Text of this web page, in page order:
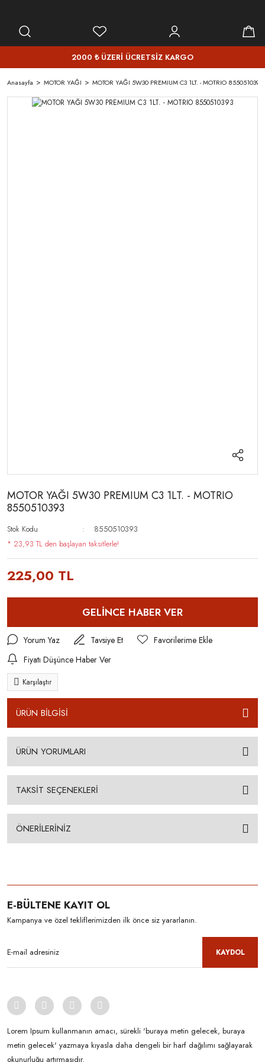
2000 ₺ ÜZERİ ÜCRETSİZ KARGO
Anasayfa MOTOR YAĞI MOTOR YAĞI 5W30 PREMIUM C3 1LT. - MOTRIO 8550510393
MOTOR YAĞI 5W30 PREMIUM C3 1LT. - MOTRIO
8550510393
Stok Kodu
8550510393
* 23,93 TL den başlayan taksitlerle!
225,00 TL
GELİNCE HABER VER
Yorum Yaz
Tavsiye Et
Fiyatı Düşünce Haber Ver
Karşılaştır
ÜRÜN BİLGİSİ
ÜRÜN YORUMLARI
TAKSİT SEÇENEKLERİ
ÖNERİLERİNİZ
E-BÜLTENE KAYIT OL
Kampanya ve özel tekliflerimizden ilk önce siz yararlanın.
KAYDOL
Lorem Ipsum kullanmanın amacı, sürekli 'buraya metin gelecek, buraya
metin gelecek' yazmaya kıyasla daha dengeli bir harf dağılımı sağlayarak
okunurluğu artırmasıdır.